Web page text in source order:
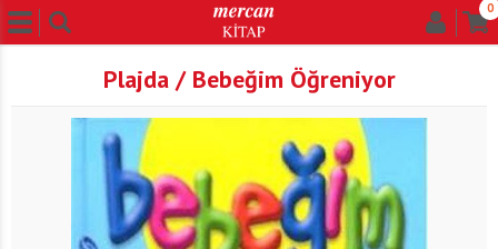
0
Plajda / Bebeğim Öğreniyor